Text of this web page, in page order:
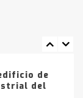
en la
de
del